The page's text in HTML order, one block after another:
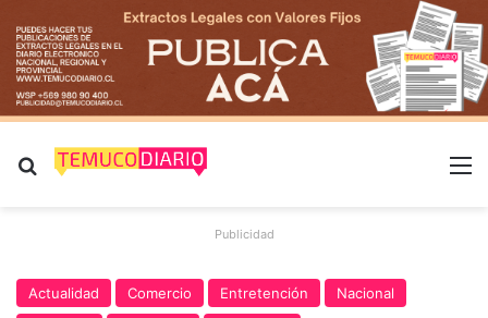
Buscar por
Publicidad
Actualidad Comercio Entretención
Nacional